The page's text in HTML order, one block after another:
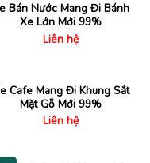
Bán Nước Mang Đi Bánh
Xe Lớn Mới 99%
Liên hệ
Cafe Mang Đi Khung Sắt
Mặt Gỗ Mới 99%
Liên hệ